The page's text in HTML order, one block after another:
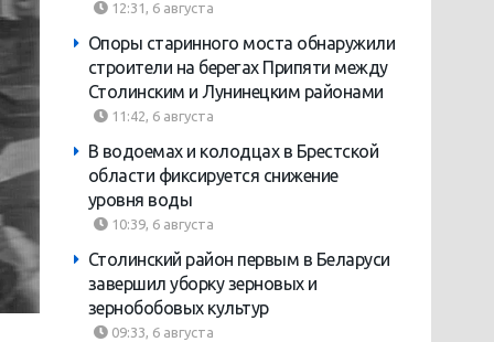
12:31, 6 августа
Опоры старинного моста обнаружили
строители на берегах Припяти между
Столинским и Лунинецким районами
11:42, 6 августа
В водоемах и колодцах в Брестской
области фиксируется снижение
уровня воды
10:39, 6 августа
Столинский район первым в Беларуси
завершил уборку зерновых и
зернобобовых культур
09:33, 6 августа